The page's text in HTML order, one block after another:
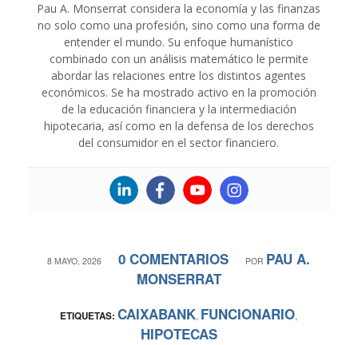
Pau A. Monserrat considera la economía y las finanzas
no solo como una profesión, sino como una forma de
entender el mundo. Su enfoque humanístico
combinado con un análisis matemático le permite
abordar las relaciones entre los distintos agentes
económicos. Se ha mostrado activo en la promoción
de la educación financiera y la intermediación
hipotecaria, así como en la defensa de los derechos
del consumidor en el sector financiero.
8 MAYO, 2026
/ 0 COMENTARIOS
/ POR PAU A.
MONSERRAT
ETIQUETAS: CAIXABANK, FUNCIONARIO,
HIPOTECAS